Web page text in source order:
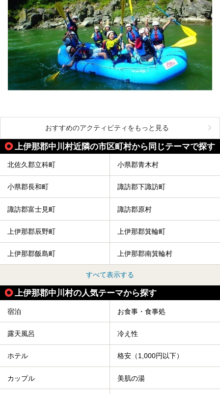
おすすめのアクティビティをもっと見る
上伊那郡中川村近隣の市区町村から同じテーマで探す
北佐久郡立科町 小県郡青木村
小県郡長和町 諏訪郡下諏訪町
諏訪郡富士見町 諏訪郡原村
上伊那郡辰野町 上伊那郡箕輪町
上伊那郡飯島町 上伊那郡南箕輪村
すべて表示する
上伊那郡中川村の人気テーマから探す
宿泊 お食事・食事処
露天風呂 冷え性
ホテル 格安（1,000円以下）
カップル 美肌の湯